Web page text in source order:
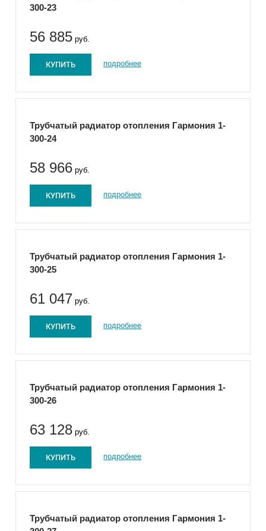
300-23
56 885 руб.
КУПИТЬ подробнее
Трубчатый радиатор отопления Гармония 1-
300-24
58 966 руб.
КУПИТЬ подробнее
Трубчатый радиатор отопления Гармония 1-
300-25
61 047 руб.
КУПИТЬ подробнее
Трубчатый радиатор отопления Гармония 1-
300-26
63 128 руб.
КУПИТЬ подробнее
Трубчатый радиатор отопления Гармония 1-